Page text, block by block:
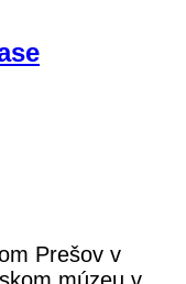
Prešov v